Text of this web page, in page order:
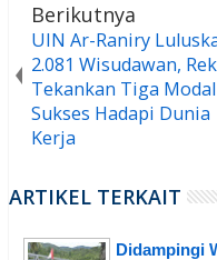
Berikutnya
UIN Ar-Raniry
2.081 Wisudawan,
Tekankan Tiga Modal
Sukses Hadapi Dunia
Kerja
ARTIKEL TERKAIT
Didampingi